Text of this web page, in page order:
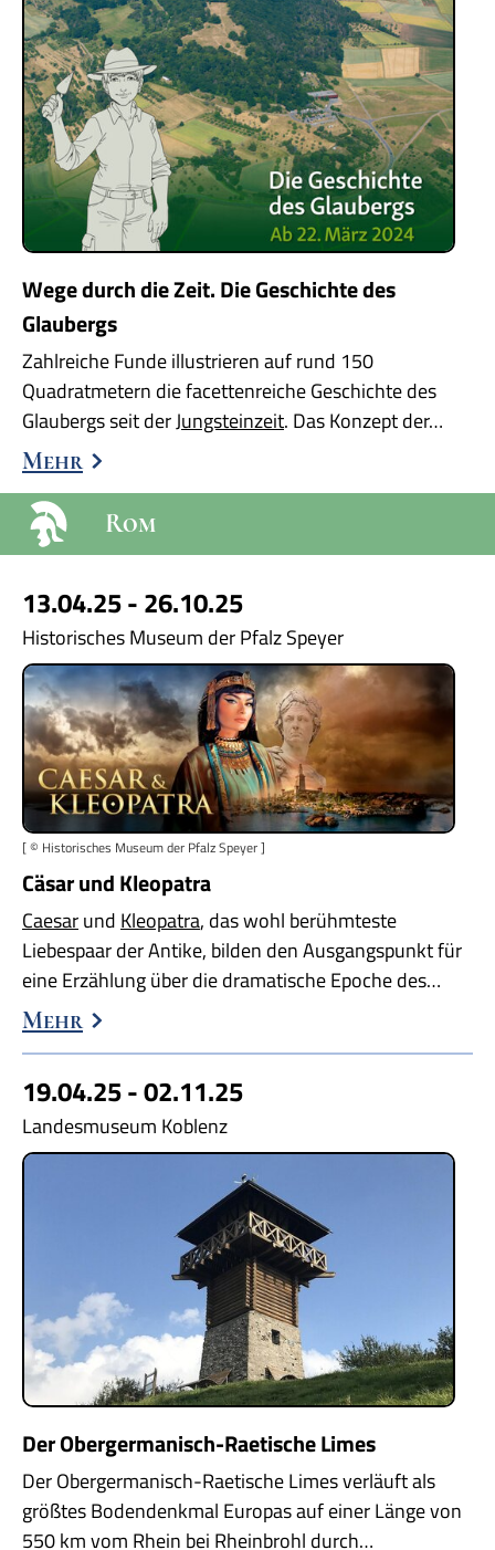
Wege durch die Zeit. Die Geschichte des
Glaubergs
Zahlreiche Funde illustrieren auf rund 150
Quadratmetern die facettenreiche Geschichte des
Glaubergs seit derJungsteinzeit. Das Konzept der…
Mehr
Rom
13.04.25 - 26.10.25
Historisches Museum der Pfalz Speyer
[ © Historisches Museum der Pfalz Speyer ]
Cäsar und Kleopatra
Caesarund Kleopatra, das wohl berühmteste
Liebespaar der Antike, bilden den Ausgangspunkt für
eine Erzählung über die dramatische Epoche des…
Mehr
19.04.25 - 02.11.25
Landesmuseum Koblenz
Der Obergermanisch-Raetische Limes
Der Obergermanisch-Raetische Limes verläuft als
größtes Bodendenkmal Europas auf einer Länge von
550 km vom Rhein bei Rheinbrohl durch…